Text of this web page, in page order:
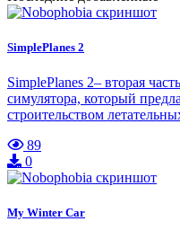
SimplePlanes 2
SimplePlanes 2– вторая
симулятора, который
строительством
89
0
My Winter Car